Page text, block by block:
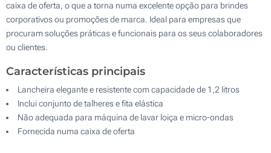
caixa de oferta, o que a torna numa excelente opção para brindes
corporativos ou promoções de marca. Ideal para empresas que
procuram soluções práticas e funcionais para os seus colaboradores
ou clientes.
Características principais
Lancheira elegante e resistente com capacidade de 1,2 litros
Inclui conjunto de talheres e fita elástica
Não adequada para máquina de lavar loiça e micro-ondas
Fornecida numa caixa de oferta